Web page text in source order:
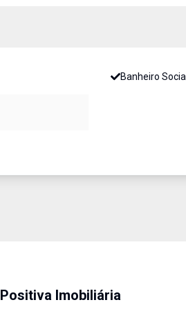
Banheiro Social
Positiva Imobiliária